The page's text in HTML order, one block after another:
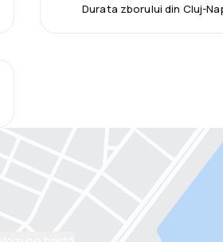
Durata zborului din Cluj-